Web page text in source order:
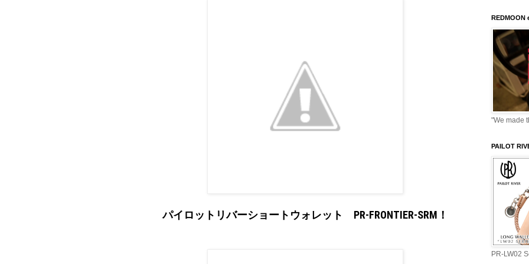
パイロットリバーショートウォレット PR-FRONTIER-SRM！
REDMOON
"We made
PAILOT
PR-LW02